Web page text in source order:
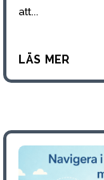
att...
läs mer